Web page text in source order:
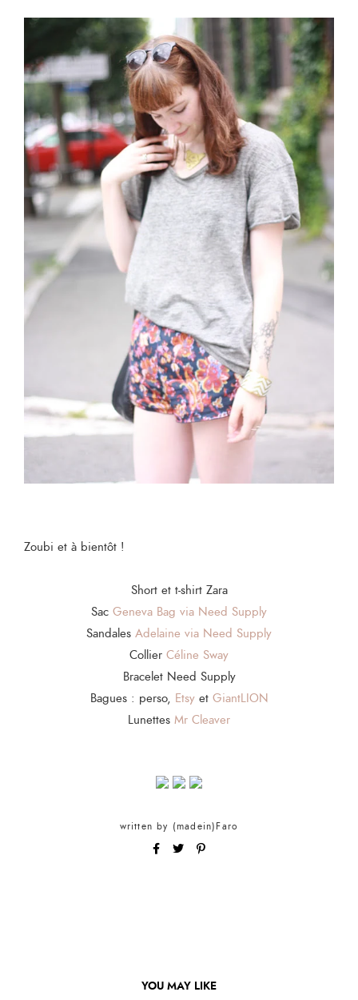
Zoubi et à bientôt !
Short et t-shirt Zara
Sac Geneva Bag via Need Supply
Sandales Adelaine via Need Supply
Collier Céline Sway
Bracelet Need Supply
Bagues : perso, Etsyet GiantLION
Lunettes Mr Cleaver
written by (madein)Faro
YOU MAY LIKE